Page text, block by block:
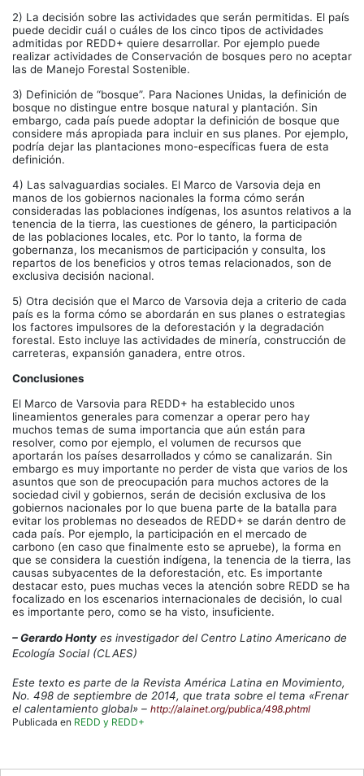
2) La decisión sobre las actividades que serán permitidas. El país
puede decidir cuál o cuáles de los cinco tipos de actividades
admitidas por REDD+ quiere desarrollar. Por ejemplo puede
realizar actividades de Conservación de bosques pero no aceptar
las de Manejo Forestal Sostenible.
3) Definición de “bosque”. Para Naciones Unidas, la definición de
bosque no distingue entre bosque natural y plantación. Sin
embargo, cada país puede adoptar la definición de bosque que
considere más apropiada para incluir en sus planes. Por ejemplo,
podría dejar las plantaciones mono-específicas fuera de esta
definición.
4) Las salvaguardias sociales. El Marco de Varsovia deja en
manos de los gobiernos nacionales la forma cómo serán
consideradas las poblaciones indígenas, los asuntos relativos a la
tenencia de la tierra, las cuestiones de género, la participación
de las poblaciones locales, etc. Por lo tanto, la forma de
gobernanza, los mecanismos de participación y consulta, los
repartos de los beneficios y otros temas relacionados, son de
exclusiva decisión nacional.
5) Otra decisión que el Marco de Varsovia deja a criterio de cada
país es la forma cómo se abordarán en sus planes o estrategias
los factores impulsores de la deforestación y la degradación
forestal. Esto incluye las actividades de minería, construcción de
carreteras, expansión ganadera, entre otros.
Conclusiones
El Marco de Varsovia para REDD+ ha establecido unos
lineamientos generales para comenzar a operar pero hay
muchos temas de suma importancia que aún están para
resolver, como por ejemplo, el volumen de recursos que
aportarán los países desarrollados y cómo se canalizarán. Sin
embargo es muy importante no perder de vista que varios de los
asuntos que son de preocupación para muchos actores de la
sociedad civil y gobiernos, serán de decisión exclusiva de los
gobiernos nacionales por lo que buena parte de la batalla para
evitar los problemas no deseados de REDD+ se darán dentro de
cada país. Por ejemplo, la participación en el mercado de
carbono (en caso que finalmente esto se apruebe), la forma en
que se considera la cuestión indígena, la tenencia de la tierra, las
causas subyacentes de la deforestación, etc. Es importante
destacar esto, pues muchas veces la atención sobre REDD se ha
focalizado en los escenarios internacionales de decisión, lo cual
es importante pero, como se ha visto, insuficiente.
– Gerardo Honty es investigador del Centro Latino Americano de
Ecología Social (CLAES)
Este texto es parte de la Revista América Latina en Movimiento,
No. 498 de septiembre de 2014, que trata sobre el tema «Frenar
el calentamiento global» – http://alainet.org/publica/498.phtml
Publicada en REDD y REDD+